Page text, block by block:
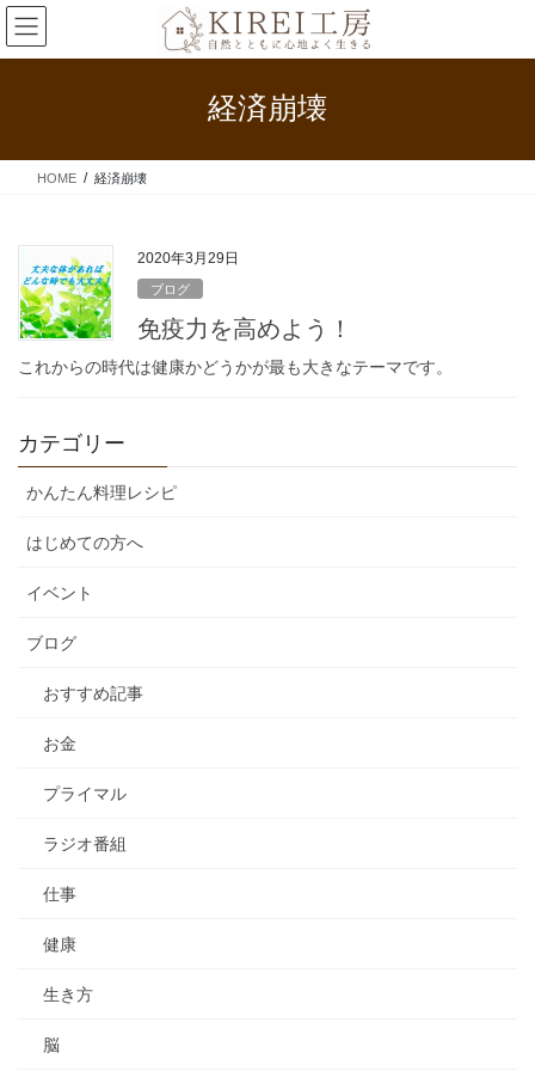
コ
ン
テ
ス
ナ
ビ
ゲ
ン
経済崩壊
HOME 経済崩壊
2020年3月29日
ブログ
免疫力を高めよう！
これからの時代は健康かどうかが最も大きなテーマです。
カテゴリー
かんたん料理レシピ
はじめての方へ
イベント
ブログ
おすすめ記事
お金
プライマル
ラジオ番組
仕事
健康
生き方
脳